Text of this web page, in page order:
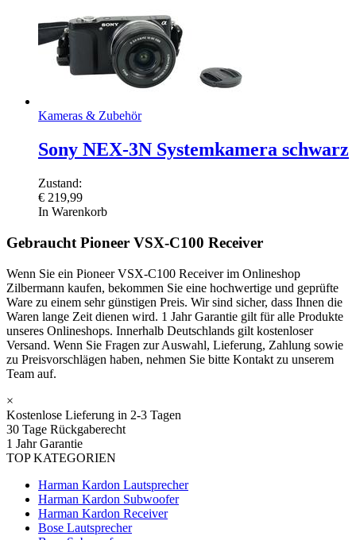
Kameras & Zubehör
Sony NEX-3N Systemkamera schwarz
Zustand:
€ 219,99
In Warenkorb
Gebraucht Pioneer VSX-C100 Receiver
Wenn Sie ein Pioneer VSX-C100 Receiver im Onlineshop
Zilbermann kaufen, bekommen Sie eine hochwertige und geprüfte
Ware zu einem sehr günstigen Preis. Wir sind sicher, dass Ihnen die
Waren lange Zeit dienen wird. 1 Jahr Garantie gilt für alle Produkte
unseres Onlineshops. Innerhalb Deutschlands gilt kostenloser
Versand. Wenn Sie Fragen zur Auswahl, Lieferung, Zahlung sowie
zu Preisvorschlägen haben, nehmen Sie bitte Kontakt zu unserem
Team auf.
×
Kostenlose Lieferung in 2-3 Tagen
30 Tage Rückgaberecht
1 Jahr Garantie
TOP KATEGORIEN
Harman Kardon Lautsprecher
Harman Kardon Subwoofer
Harman Kardon Receiver
Bose Lautsprecher